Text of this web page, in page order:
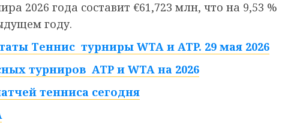
2026 года составит €61,723 млн, что на 9,53 %
году.
Теннис турниры WTA и ATP. 29 мая 2026
турниров ATP и WTA на 2026
тенниса сегодня